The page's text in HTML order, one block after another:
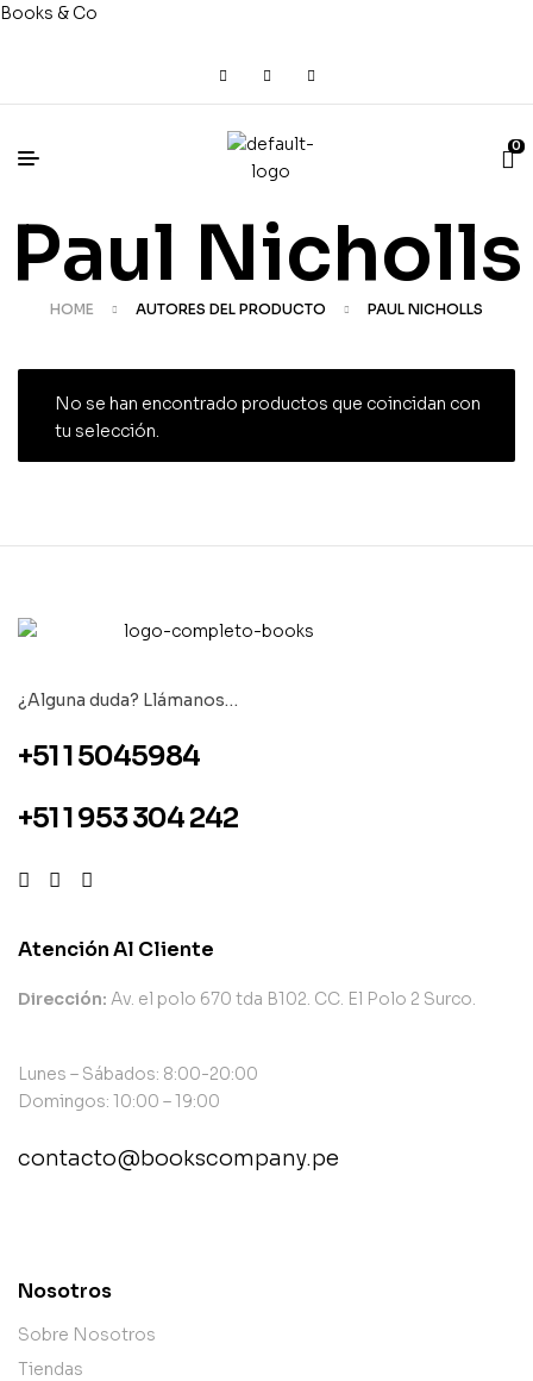
Books & Co
0
Paul Nicholls
HOME AUTORES DEL PRODUCTO PAUL NICHOLLS
No se han encontrado productos que coincidan con
tu selección.
¿Alguna duda? Llámanos…
+51 1 5045984
+51 1 953 304 242
Atención Al Cliente
Dirección: Av. el polo 670 tda B102. CC. El Polo 2 Surco.
Lunes – Sábados: 8:00-20:00
Domingos: 10:00 – 19:00
contacto@bookscompany.pe
Nosotros
Sobre Nosotros
Tiendas